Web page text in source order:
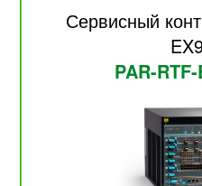
Сервисный
PAR-